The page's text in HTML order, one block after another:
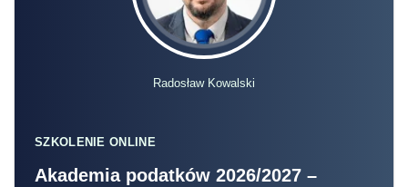
Radosław Kowalski
SZKOLENIE ONLINE
Akademia podatków 2026/2027 –